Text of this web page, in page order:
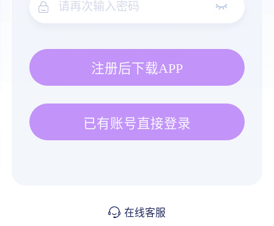
注册后下载APP
已有账号直接登录
在线客服